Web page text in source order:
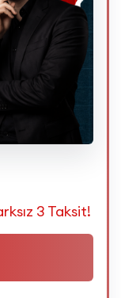
3 Taksit!